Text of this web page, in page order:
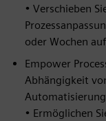
• Verschieben
oder Wochen
Empower
Abhängigkeit
• Ermöglichen